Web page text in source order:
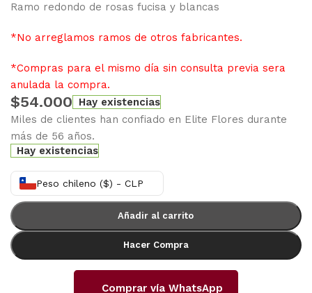
Ramo redondo de rosas fucisa y blancas
*No arreglamos ramos de otros fabricantes.
*Compras para el mismo día sin consulta previa sera
anulada la compra.
$54.000
Hay existencias
Miles de clientes han confiado en Elite Flores durante
más de 56 años.
Hay existencias
Peso chileno ($) - CLP
Añadir al carrito
Hacer Compra
Comprar vía WhatsApp